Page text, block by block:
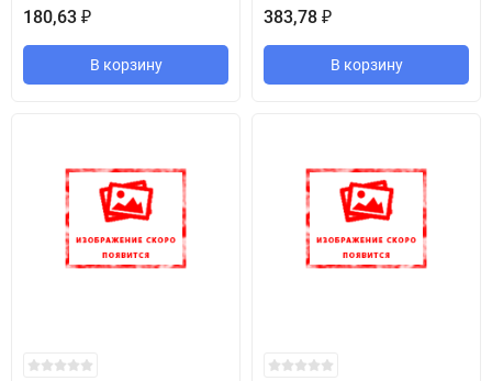
180,63 ₽
В корзину
383,78 ₽
В корзину